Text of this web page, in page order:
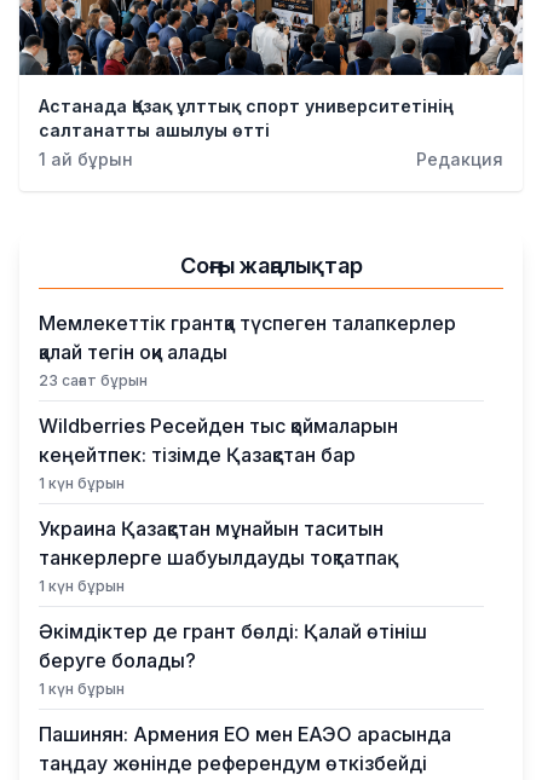
Білім және Ғылым
Оқиға
Спорт
Денсаулық
Бизнес
Қылмыс
Астанада Қазақ ұлттық спорт университетінің
салтанатты ашылуы өтті
1 ай бұрын
Редакция
Соңғы жаңалықтар
Мемлекеттік грантқа түспеген талапкерлер
қалай тегін оқи алады
23 сағат бұрын
Wildberries Ресейден тыс қоймаларын
кеңейтпек: тізімде Қазақстан бар
1 күн бұрын
Украина Қазақстан мұнайын таситын
танкерлерге шабуылдауды тоқтатпақ
1 күн бұрын
Әкімдіктер де грант бөлді: Қалай өтініш
беруге болады?
1 күн бұрын
Пашинян: Армения ЕО мен ЕАЭО арасында
таңдау жөнінде референдум өткізбейді